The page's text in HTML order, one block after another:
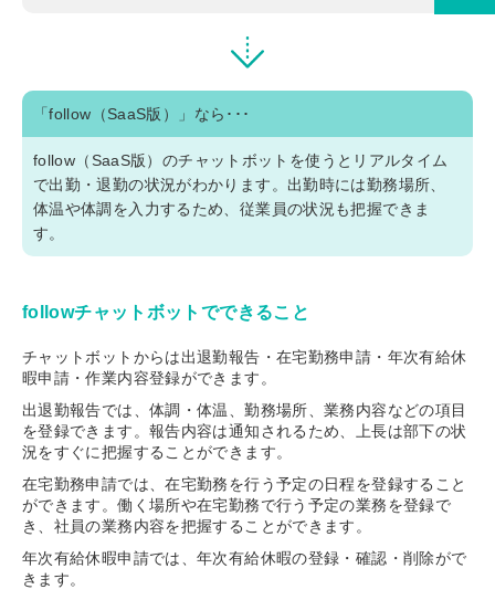
「follow（SaaS版）」なら･･･
follow（SaaS版）のチャットボットを使うとリアルタイム
で出勤・退勤の状況がわかります。出勤時には勤務場所、
体温や体調を入力するため、従業員の状況も把握できま
す。
followチャットボットでできること
チャットボットからは出退勤報告・在宅勤務申請・年次有給休
暇申請・作業内容登録ができます。
出退勤報告では、体調・体温、勤務場所、業務内容などの項目
を登録できます。報告内容は通知されるため、上長は部下の状
況をすぐに把握することができます。
在宅勤務申請では、在宅勤務を行う予定の日程を登録すること
ができます。働く場所や在宅勤務で行う予定の業務を登録で
き、社員の業務内容を把握することができます。
年次有給休暇申請では、年次有給休暇の登録・確認・削除がで
きます。